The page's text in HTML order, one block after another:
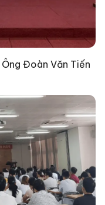
Đoàn Văn Tiến